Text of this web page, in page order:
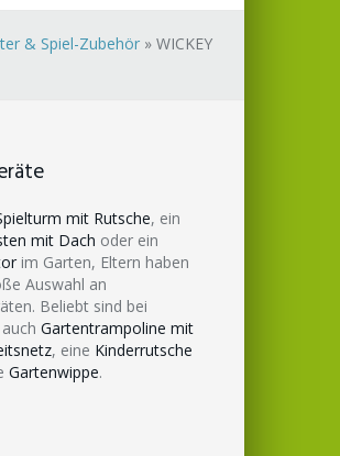
& Spiel-Zubehör » WICKEY
mit Rutsche, ein
mit Dach oder ein
im Garten, Eltern haben
Auswahl an
Beliebt sind bei
Gartentrampoline mit
, eine Kinderrutsche
Gartenwippe.